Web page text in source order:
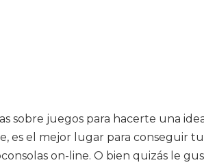
sobre juegos para hacerte una
es el mejor lugar para conseguir
on-line. O bien quizás le